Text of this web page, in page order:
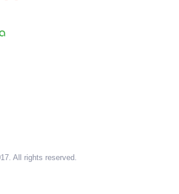
All rights reserved.